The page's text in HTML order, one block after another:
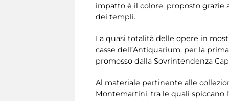
impatto è il colore, proposto
dei templi.
La quasi totalità delle opere in
casse dell’Antiquarium, per la
promosso dalla Sovrintendenza
Al materiale pertinente alle
Montemartini, tra le quali spiccano